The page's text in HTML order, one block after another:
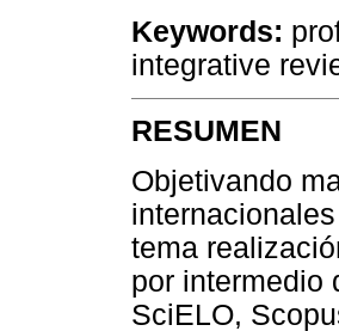
Keywords:
integrative
RESUMEN
Objetivando
tema
por intermedio
SciELO,